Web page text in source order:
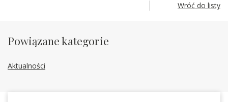
Wróć do listy
Powiązane kategorie
Aktualności